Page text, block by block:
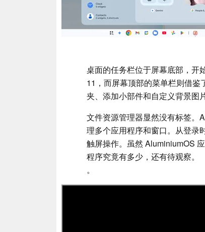
桌面的任务栏位于屏幕底部，开
11，而屏幕顶部的菜单栏则借
夹、添加小部件和自定义背景图片
文件资源管理器显然没有标签。
理多个应用程序和窗口。从登录
触屏操作。虽然 AluminiumOS
程序究竟有多少，还有待观察。
。